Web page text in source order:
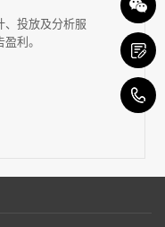
、投放及分析服
利。